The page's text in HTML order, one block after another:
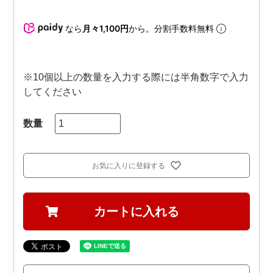
なら 月々1,100円から。分割手数料無料
※10個以上の数量を入力する際には半角数字で入力
してください
お気に入りに登録する
カートに入れる